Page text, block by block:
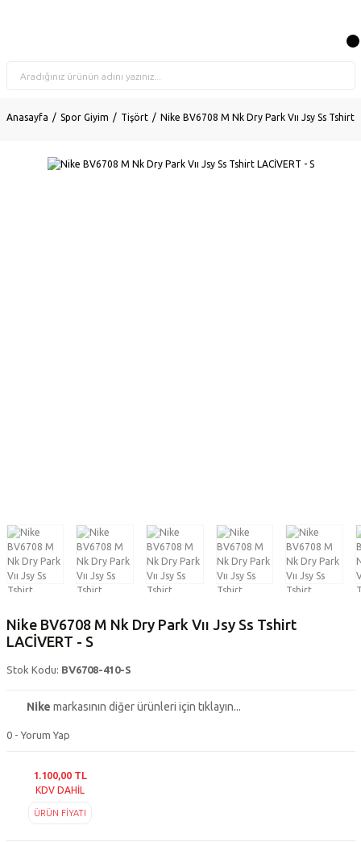
Anasayfa Spor Giyim Tişört Nike BV6708 M Nk Dry Park Vıı Jsy Ss Tshirt
Nike BV6708 M Nk Dry Park Vıı Jsy Ss Tshirt
LACİVERT - S
Stok Kodu: BV6708-410-S
Nike markasının diğer ürünleri için tıklayın...
0 - Yorum Yap
1.100,00 TL
KDV DAHİL
ÜRÜN FİYATI